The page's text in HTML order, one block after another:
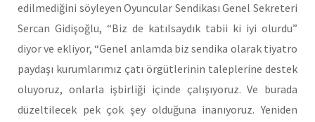
edilmediğini söyleyen Oyuncular Sendikası Genel Sekreteri
Sercan Gidişoğlu, “Biz de katılsaydık tabii ki iyi olurdu”
diyor ve ekliyor, “Genel anlamda biz sendika olarak tiyatro
paydaşı kurumlarımız çatı örgütlerinin taleplerine destek
oluyoruz, onlarla işbirliği içinde çalışıyoruz. Ve burada
düzeltilecek pek çok şey olduğuna inanıyoruz. Yeniden